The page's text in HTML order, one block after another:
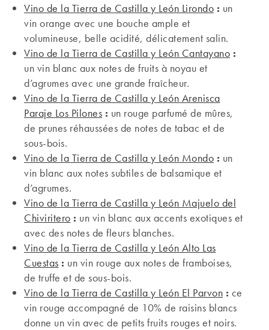
Vino de la Tierra de Castilla y León Lirondo : un
vin orange avec une bouche ample et
volumineuse, belle acidité, délicatement salin.
Vino de la Tierra de Castilla y León Cantayano :
un vin blanc aux notes de fruits à noyau et
d’agrumes avec une grande fraîcheur.
Vino de la Tierra de Castilla y León Arenisca
Paraje Los Pilones : un rouge parfumé de mûres,
de prunes réhaussées de notes de tabac et de
sous-bois.
Vino de la Tierra de Castilla y León Mondo : un
vin blanc aux notes subtiles de balsamique et
d’agrumes.
Vino de la Tierra de Castilla y León Majuelo del
Chiviritero : un vin blanc aux accents exotiques et
avec des notes de fleurs blanches.
Vino de la Tierra de Castilla y León Alto Las
Cuestas : un vin rouge aux notes de framboises,
de truffe et de sous-bois.
Vino de la Tierra de Castilla y León El Parvon : ce
vin rouge accompagné de 10% de raisins blancs
donne un vin avec de petits fruits rouges et noirs.